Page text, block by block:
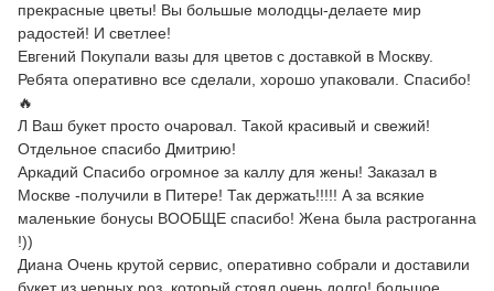
прекрасные цветы! Вы большые молодцы-делаете мир
радостей! И светлее!
Евгений Покупали вазы для цветов с доставкой в Москву.
Ребята оперативно все сделали, хорошо упаковали. Спасибо!
🔥
Л Ваш букет просто очаровал. Такой красивый и свежий!
Отдельное спасибо Дмитрию!
Аркадий Спасибо огромное за каллу для жены! Заказал в
Москве -получили в Питере! Так держать!!!!! А за всякие
маленькие бонусы ВООБЩЕ спасибо! Жена была растроганна
!))
Диана Очень крутой сервис, оперативно собрали и доставили